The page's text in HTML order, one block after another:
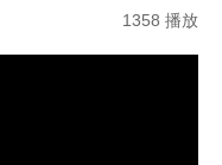
1358 播放